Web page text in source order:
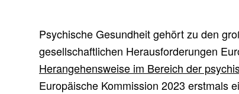
Psychische Gesundheit gehört zu den
gesellschaftlichen Herausforderungen
Herangehensweise im Bereich der
Europäische Kommission 2023 erstmals